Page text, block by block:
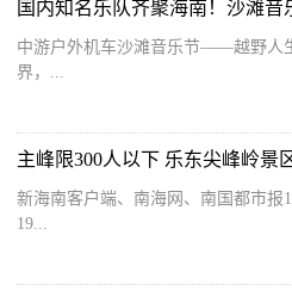
中游户外机车沙滩音乐节——越野人
界，...
新海南客户端、南海网、南国都市报
19...